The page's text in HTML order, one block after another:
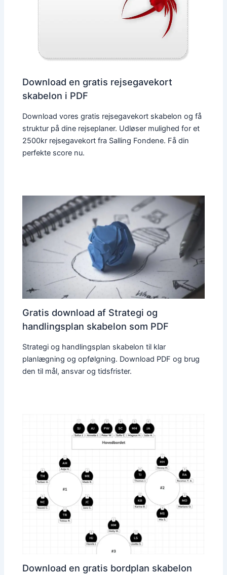
Download en gratis rejsegavekort
skabelon i PDF
Download vores gratis rejsegavekort skabelon og få
struktur på dine rejseplaner. Udløser mulighed for et
2500kr rejsegavekort fra Salling Fondene. Få din
perfekte score nu.
Gratis download af Strategi og
handlingsplan skabelon som PDF
Strategi og handlingsplan skabelon til klar
planlægning og opfølgning. Download PDF og brug
den til mål, ansvar og tidsfrister.
Download en gratis bordplan skabelon